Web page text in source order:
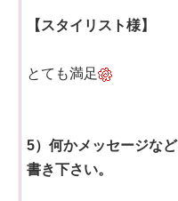
【スタイリスト様】
とても満足
5）何かメッセージな
書き下さい。